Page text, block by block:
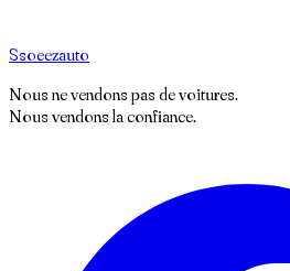
Ssoeezauto
Nous ne vendons pas de voitures.
Nous vendons la confiance.